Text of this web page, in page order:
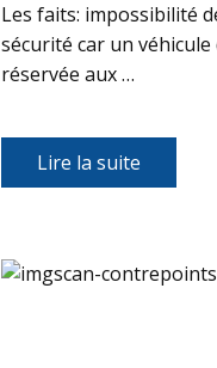
Les faits: impossibilité
sécurité car un
réservée aux …
Lire la suite​